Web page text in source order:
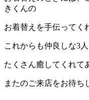
きくんの
お着替えを手伝って
これからも仲良しな3
たくさん癒してくれて
またのご来店をお待ち